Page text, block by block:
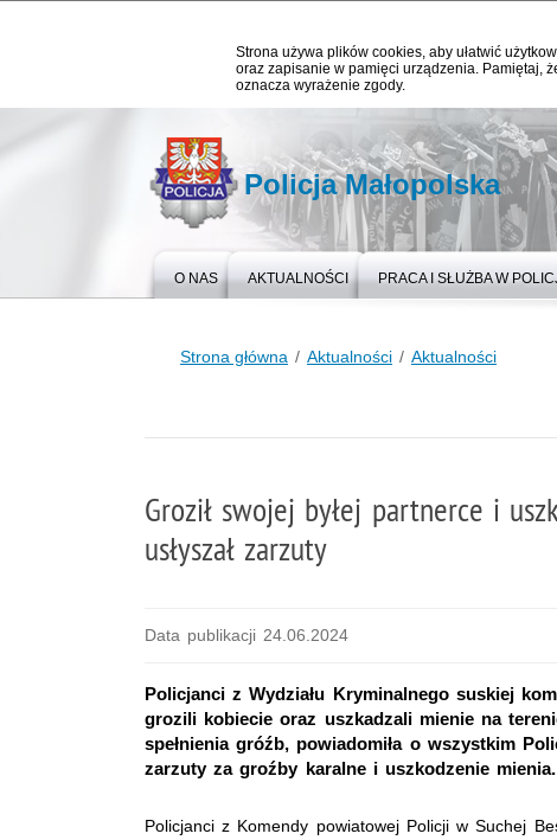
Strona używa plików cookies, aby ułatwić
oraz zapisanie w pamięci urządzenia. Pamiętaj,
oznacza wyrażenie zgody.
Policja Małopolska
O NAS AKTUALNOŚCI PRACA I SŁUŻBA W
Strona główna Aktualności Aktualności
Groził swojej byłej partnerce i
usłyszał zarzuty
Data publikacji 24.06.2024
Policjanci z Wydziału Kryminalnego suskiej
grozili kobiecie oraz uszkadzali mienie na
spełnienia gróźb, powiadomiła o wszystkim
zarzuty za groźby karalne i uszkodzenie mienia.
Policjanci z Komendy powiatowej Policji w Suchej